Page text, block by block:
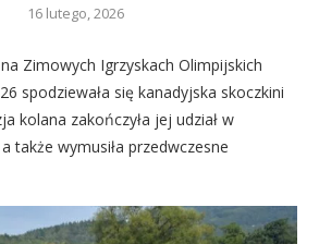
16 lutego, 2026
Zimowych Igrzyskach Olimpijskich
spodziewała się kanadyjska skoczkini
kolana zakończyła jej udział w
także wymusiła przedwczesne